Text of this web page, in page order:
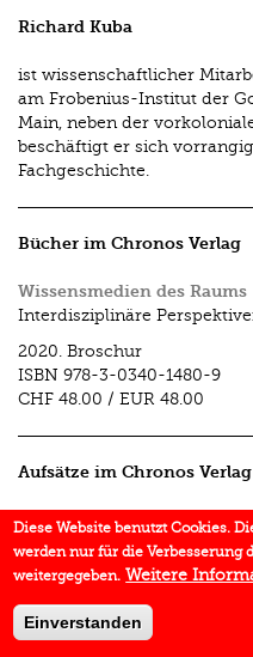
Richard Kuba
ist wissenschaftlicher
am Frobenius-Institut der
Main, neben der
beschäftigt er sich
Fachgeschichte.
Bücher im Chronos Verlag
Wissensmedien des Raums
Interdisziplinäre
2020. Broschur
ISBN 978-3-0340-1480-9
CHF 48.00 / EUR 48.00
Aufsätze im Chronos Verlag
Karte und Kultur
In:Wissensmedien des
Diese Website benutzt Cookies.
werden nur für die Verbesserung
weitergegeben. Weitere
Einverstanden